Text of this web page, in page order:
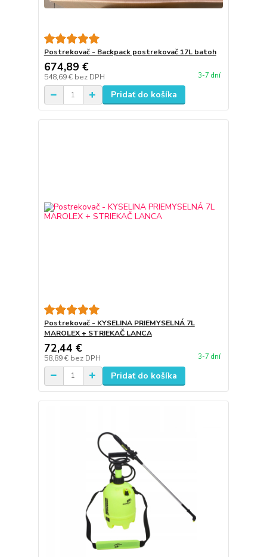
Postrekovač - Backpack postrekovač 17L batoh
674,89 €
548,69 € bez DPH 3-7 dní
Pridať do košíka
Postrekovač - KYSELINA PRIEMYSELNÁ 7L
MAROLEX + STRIEKAČ LANCA
72,44 €
58,89 € bez DPH 3-7 dní
Pridať do košíka